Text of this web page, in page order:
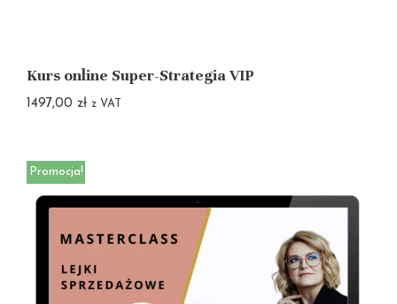
Kurs online Super-Strategia VIP
1497,00 zł z VAT
Promocja!